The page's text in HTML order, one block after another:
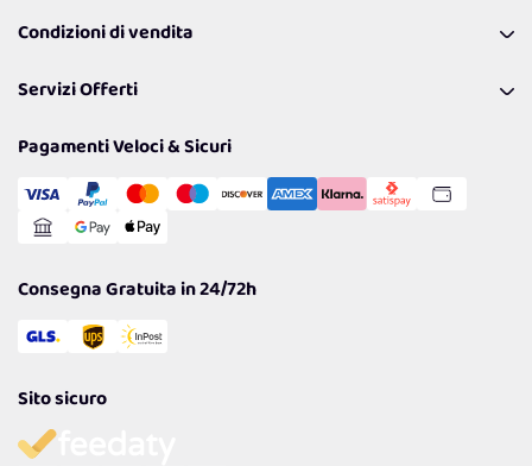
Lavora con noi
Politiche per la parità di genere
Richiamami
Resi
Condizioni di vendita
Spedizioni
Cookie Policy
Gestisci Cookie
Servizi Offerti
Reso Facile e Veloce
Pagamenti Veloci & Sicuri
Consegna Gratuita in 24/72h
Sito sicuro